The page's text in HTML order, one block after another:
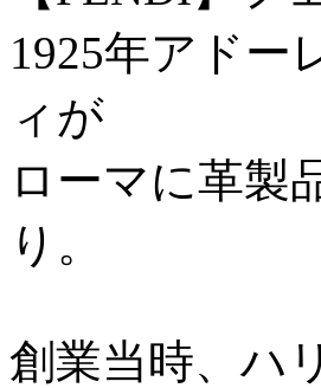
1925年アドー
ィが
ローマに革製
り。
創業当時、ハ